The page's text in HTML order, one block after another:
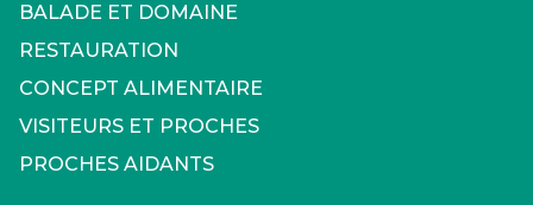
BALADE ET DOMAINE
RESTAURATION
CONCEPT ALIMENTAIRE
VISITEURS ET PROCHES
PROCHES AIDANTS